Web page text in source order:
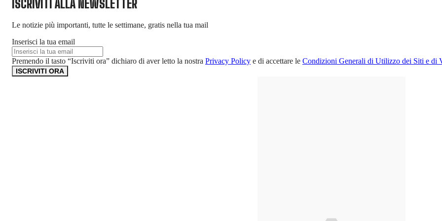
ISCRIVITI ALLA NEWSLETTER
Le notizie più importanti, tutte le settimane, gratis nella tua mail
Inserisci la tua email
Premendo il tasto “Iscriviti ora” dichiaro di aver letto la nostra Privacy Policy e di accettare le Condizioni Generali di Utilizzo dei Siti e di
ISCRIVITI ORA